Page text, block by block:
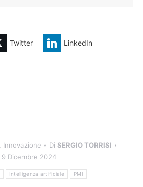
Twitter LinkedIn
Innovazione Di SERGIO TORRISI
9 Dicembre 2024
Intelligenza artificiale PMI